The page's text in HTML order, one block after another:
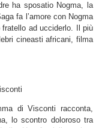
ha sposatio Nogma, la
fa l’amore con Nogma
ad ucciderlo. Il più
cineasti africani, filma
di Visconti racconta,
lo scontro doloroso tra